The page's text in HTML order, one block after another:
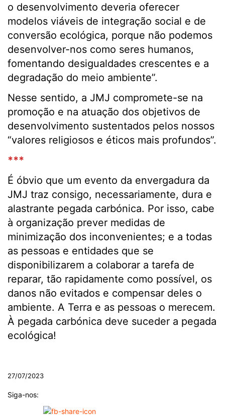
o desenvolvimento deveria oferecer
modelos viáveis de integração social e de
conversão ecológica, porque não podemos
desenvolver-nos como seres humanos,
fomentando desigualdades crescentes e a
degradação do meio ambiente”.
Nesse sentido, a JMJ compromete-se na
promoção e na atuação dos objetivos de
desenvolvimento sustentados pelos nossos
“valores religiosos e éticos mais profundos”.
***
É óbvio que um evento da envergadura da
JMJ traz consigo, necessariamente, dura e
alastrante pegada carbónica. Por isso, cabe
à organização prever medidas de
minimização dos inconvenientes; e a todas
as pessoas e entidades que se
disponibilizarem a colaborar a tarefa de
reparar, tão rapidamente como possível, os
danos não evitados e compensar deles o
ambiente. A Terra e as pessoas o merecem.
À pegada carbónica deve suceder a pegada
ecológica!
27/07/2023
Siga-nos: